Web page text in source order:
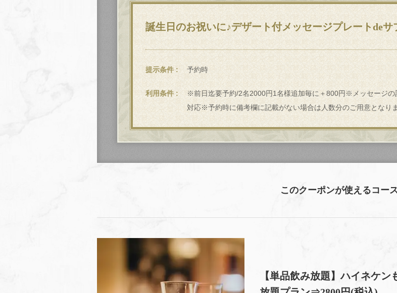
誕生日のお祝いに♪デザート付メッセージプレートde
提示条件 予約時
利用条件
※前日迄要予約/2名2000円1名様追加毎に＋800円※メッセージ
対応※予約時に備考欄に記載がない場合は人数分のご用意となり
このクーポンが使えるコー
【単品飲み放題】ハイネケ